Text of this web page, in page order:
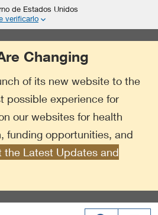
de Estados Unidos
verificarlo
Changing
of its new website to the
possible experience for
our websites for health
funding opportunities, and
the Latest Updates and